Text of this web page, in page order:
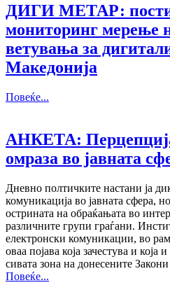
ДИГИ МЕТАР:
мониторинг мерење
ветувања за
Македонија
Повеќе...
АНКЕТА:
омраза во јавната
Дневно полтичките настани ја
комуникација во јавната сфера,
острината на обраќањата во
различните групи граѓани.
електронски комуникации, во
оваа појава која зачестува и која
сивата зона на донесените
Повеќе...